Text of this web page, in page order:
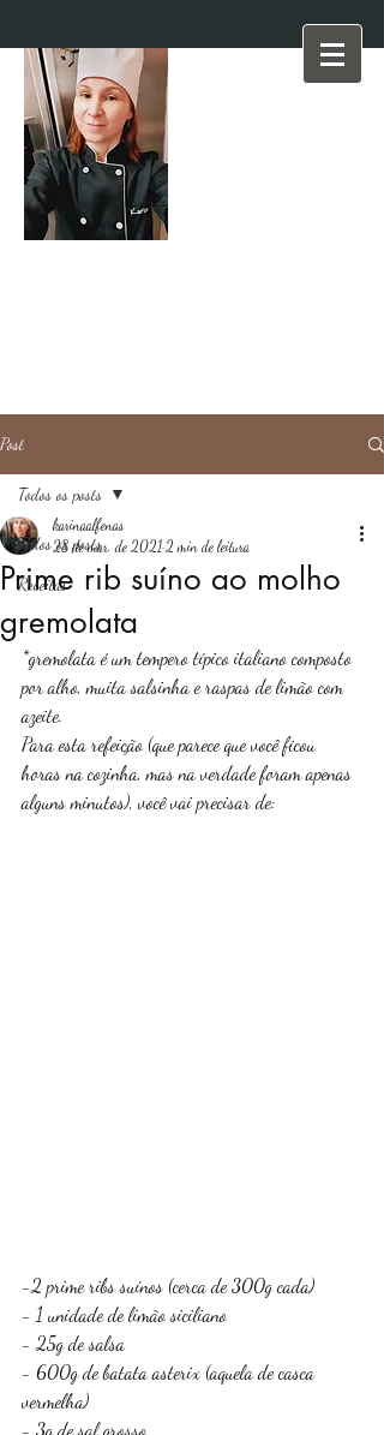
Post
Todos os posts
Receitas
Todos os posts
Prime rib suíno ao molho
gremolata
karinaalfenas
28 de mar. de 2021 2 min de leitura
*gremolata é um tempero típico italiano composto
por alho, muita salsinha e raspas de limão com
azeite.
Para esta refeição (que parece que você ficou
horas na cozinha, mas na verdade foram apenas
alguns minutos), você vai precisar de:
-2 prime ribs suínos (cerca de 300g cada)
- 1 unidade de limão siciliano
- 25g de salsa
- 600g de batata asterix (aquela de casca
vermelha)
- 3g de sal grosso